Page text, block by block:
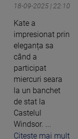
18-09-2025 | 22:10
Kate a
impresionat prin
eleganța sa
când a
participat
miercuri seara
la un banchet
de stat la
Castelul
Windsor. ...
Citeste mai mult